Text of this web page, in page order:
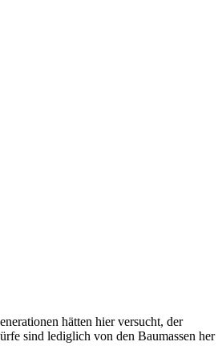
hätten hier versucht, der
sind lediglich von den Baumassen her